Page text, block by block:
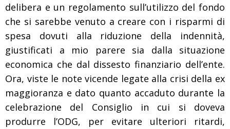
delibera e un regolamento sull’utilizzo del fondo
che si sarebbe venuto a creare con i risparmi di
spesa dovuti alla riduzione della indennità,
giustificati a mio parere sia dalla situazione
economica che dal dissesto finanziario dell’ente.
Ora, viste le note vicende legate alla crisi della ex
maggioranza e dato quanto accaduto durante la
celebrazione del Consiglio in cui si
doveva
produrre l’ODG, per evitare ulteriori ritardi,